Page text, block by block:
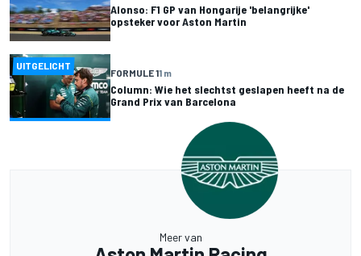
Alonso: F1 GP van Hongarije 'belangrijke'
opsteker voor Aston Martin
UITGELICHT
FORMULE 11 m
Column: Wie het slechtst geslapen heeft na de
Grand Prix van Barcelona
Meer van